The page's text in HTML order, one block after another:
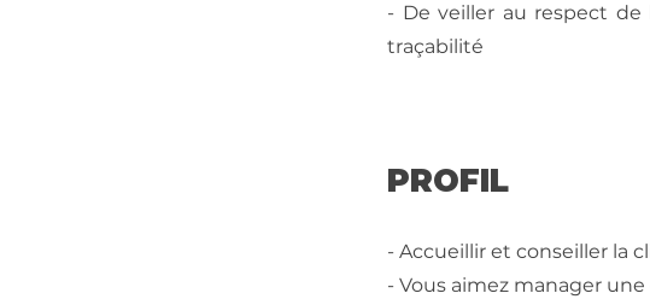
- De veiller au respect
traçabilité
PROFIL
- Accueillir et conseiller la
- Vous aimez manager